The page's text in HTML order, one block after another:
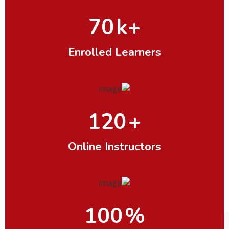
70k+
Enrolled Learners
120+
Online Instructors
100%
INSTRUCTOR